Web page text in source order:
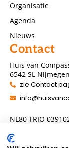
Organisatie
Agenda
Nieuws
Contact
Huis van
6542 SL Nijmegen
zie Contact
NL80 TRIO